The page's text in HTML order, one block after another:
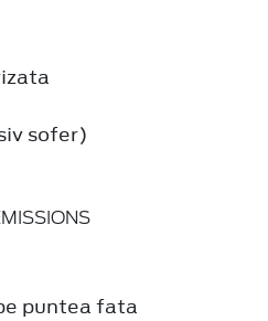
sofer)
puntea fata